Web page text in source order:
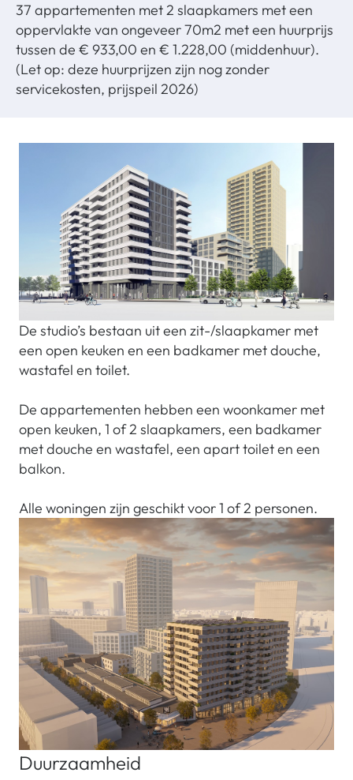
37 appartementen met 2 slaapkamers met een
oppervlakte van ongeveer 70m2 met een huurprijs
tussen de € 933,00 en € 1.228,00 (middenhuur).
(Let op: deze huurprijzen zijn nog zonder
servicekosten, prijspeil 2026)
De studio’s bestaan uit een zit-/slaapkamer met
een open keuken en een badkamer met douche,
wastafel en toilet.
De appartementen hebben een woonkamer met
open keuken, 1 of 2 slaapkamers, een badkamer
met douche en wastafel, een apart toilet en een
balkon.
Alle woningen zijn geschikt voor 1 of 2 personen.
Duurzaamheid